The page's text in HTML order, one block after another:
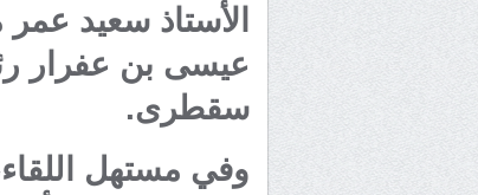
الأستاذ سعيد
عيسى بن عفرار
سقطرى.
وفي مستهل